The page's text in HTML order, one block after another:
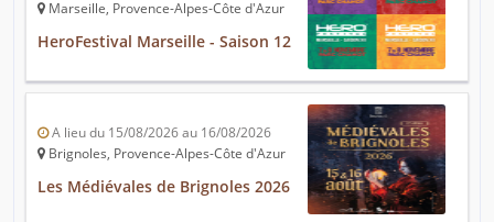
Marseille, Provence-Alpes-Côte d'Azur
HeroFestival Marseille - Saison 12
A lieu du 15/08/2026 au 16/08/2026
Brignoles, Provence-Alpes-Côte d'Azur
Les Médiévales de Brignoles 2026